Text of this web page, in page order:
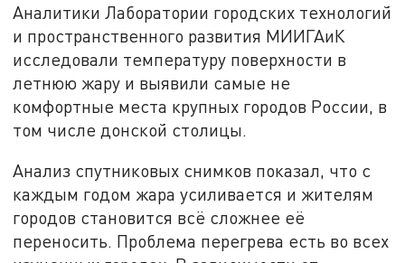
Аналитики Лаборатории городских технологий
и пространственного развития МИИГАиК
исследовали температуру поверхности в
летнюю жару и выявили самые не
комфортные места крупных городов России, в
том числе донской столицы.
Анализ спутниковых снимков показал, что с
каждым годом жара усиливается и жителям
городов становится всё сложнее её
переносить. Проблема перегрева есть во всех